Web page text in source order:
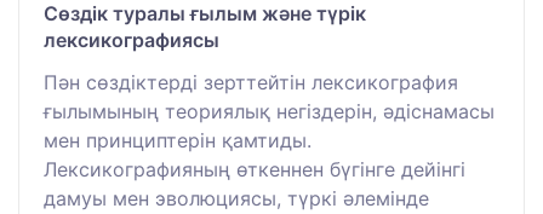
Сөздік туралы ғылым және түрік
лексикографиясы
Пән сөздіктерді зерттейтін лексикография
ғылымының теориялық негіздерін, әдіснамасы
мен принциптерін қамтиды.
Лексикографияның өткеннен бүгінге дейінгі
дамуы мен эволюциясы, түркі әлемінде